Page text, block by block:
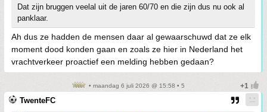
Dat zijn bruggen veelal uit de jaren 60/70 en die zijn dus nu ook al
panklaar.
Ah dus ze hadden de mensen daar al gewaarschuwd dat ze elk
moment dood konden gaan en zoals ze hier in Nederland het
vrachtverkeer proactief een melding hebben gedaan?
• maandag 6 juli 2026 @ 15:58 • 5
TwenteFC